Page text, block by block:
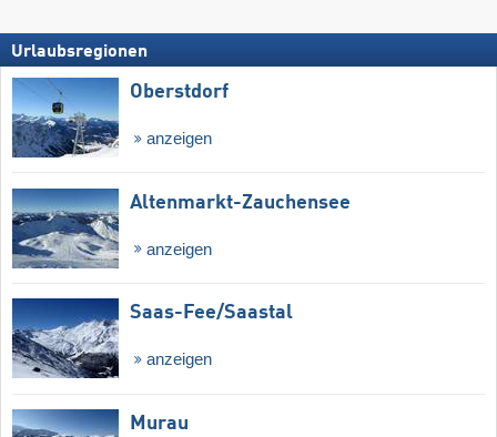
Urlaubsregionen
Oberstdorf
anzeigen
Altenmarkt-Zauchensee
anzeigen
Saas-Fee/​Saastal
anzeigen
Murau